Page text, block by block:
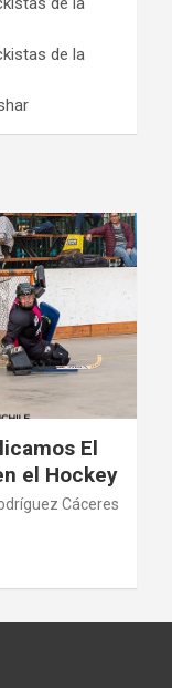
de la
El
el Hockey
Cáceres